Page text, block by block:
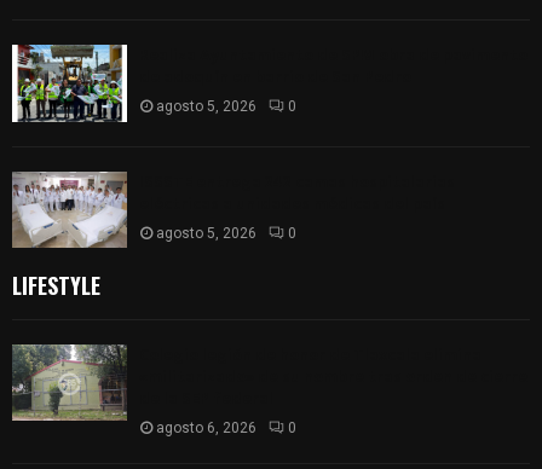
agosto 5, 2026 0
agosto 5, 2026 0
LIFESTYLE
agosto 6, 2026 0